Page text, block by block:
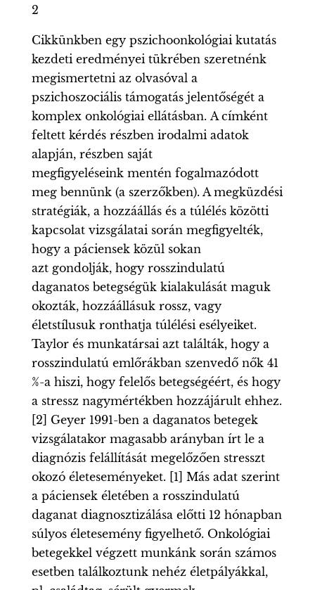
2
Cikkünkben egy pszichoonkológiai kutatás
kezdeti eredményei tükrében szeretnénk
megismertetni az olvasóval a
pszichoszociális támogatás jelentőségét a
komplex onkológiai ellátásban. A címként
feltett kérdés részben irodalmi adatok
alapján, részben saját
megfigyeléseink mentén fogalmazódott
meg bennünk (a szerzőkben). A megküzdési
stratégiák, a hozzáállás és a túlélés közötti
kapcsolat vizsgálatai során megfigyelték,
hogy a páciensek közül sokan
azt gondolják, hogy rosszindulatú
daganatos betegségük kialakulását maguk
okozták, hozzáállásuk rossz, vagy
életstílusuk ronthatja túlélési esélyeiket.
Taylor és munkatársai azt találták, hogy a
rosszindulatú emlőrákban szenvedő nők 41
%-a hiszi, hogy felelős betegségéért, és hogy
a stressz nagymértékben hozzájárult ehhez.
[2] Geyer 1991-ben a daganatos betegek
vizsgálatakor magasabb arányban írt le a
diagnózis felállítását megelőzően stresszt
okozó életeseményeket. [1] Más adat szerint
a páciensek életében a rosszindulatú
daganat diagnosztizálása előtti 12 hónapban
súlyos életesemény figyelhető. Onkológiai
betegekkel végzett munkánk során számos
esetben találkoztunk nehéz életpályákkal,